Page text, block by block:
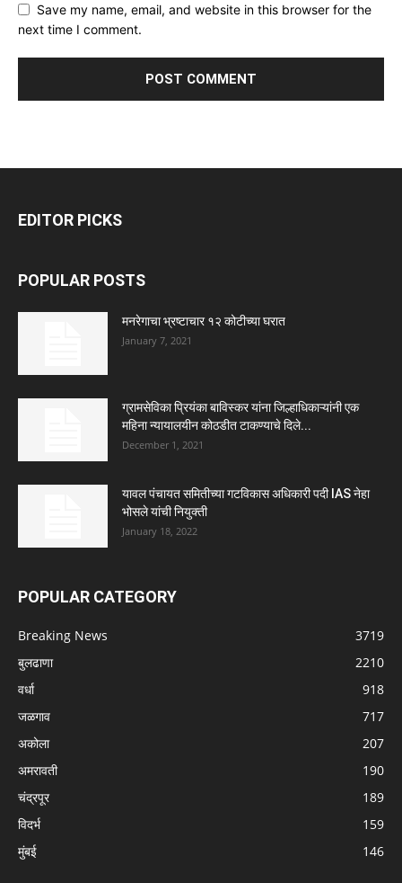
Save my name, email, and website in this browser for the
next time I comment.
EDITOR PICKS
POPULAR POSTS
मनरेगाचा भ्रष्टाचार १२ कोटीच्या घरात
January 7, 2021
ग्रामसेविका प्रियंका बाविस्कर यांना जिल्हाधिकाऱ्यांनी एक
महिना न्यायालयीन कोठडीत टाकण्याचे दिले...
December 1, 2021
यावल पंचायत समितीच्या गटविकास अधिकारी पदी IAS नेहा
भोसले यांची नियुक्ती
January 18, 2022
POPULAR CATEGORY
Breaking News
3719
बुलढाणा
2210
वर्धा
918
जळगाव
717
अकोला
207
अमरावती
190
चंद्रपूर
189
विदर्भ
159
मुंबई
146